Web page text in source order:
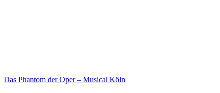
Das Phantom der Oper – Musical Köln